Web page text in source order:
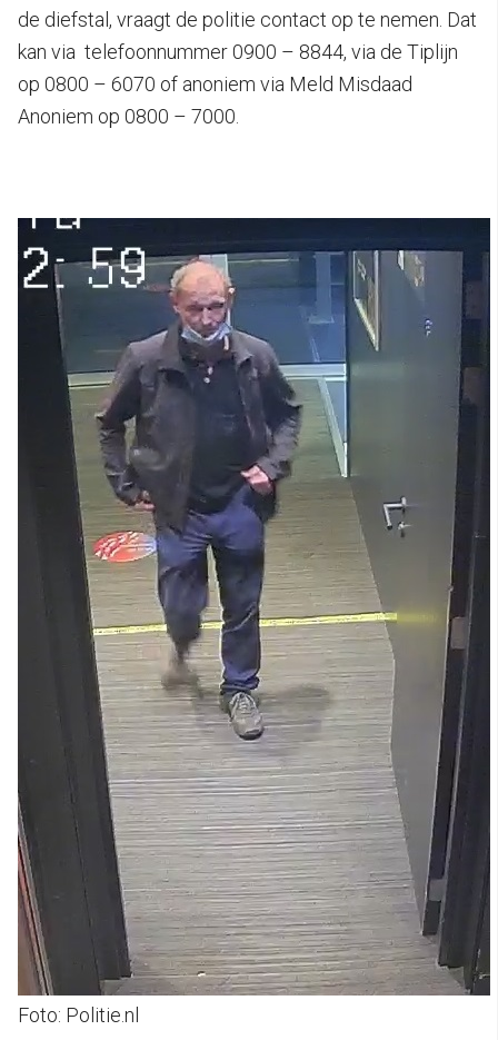
de diefstal, vraagt de politie contact op te nemen. Dat
kan via telefoonnummer 0900 – 8844, via de Tiplijn
op 0800 – 6070 of anoniem via Meld Misdaad
Anoniem op 0800 – 7000.
Foto: Politie.nl